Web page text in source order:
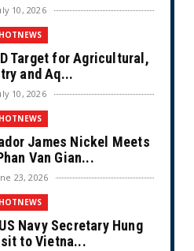
10, 2026
HOTNEWS
Target for Agricultural,
and Aq...
10, 2026
HOTNEWS
James Nickel Meets
Van Gian...
23, 2026
HOTNEWS
Navy Secretary Hung
to Vietna...